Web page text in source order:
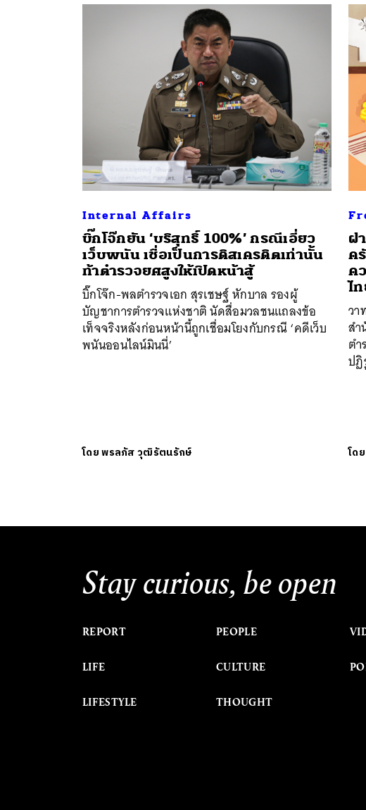
Internal Affairs
บิ๊กโจ๊กยัน ‘บริสุทธิ์ 100%’ กรณีเอี่ยว
เว็บพนัน เชื่อเป็นการดิสเครดิตเท่านั้น
ท้าตำรวจยศสูงให้เปิดหน้าสู้
บิ๊กโจ๊ก-พลตำรวจเอก สุรเชษฐ์ หักบาล รองผู้
บัญชาการตำรวจแห่งชาติ นัดสื่อมวลชนแถลงข้อ
เท็จจริงหลังก่อนหน้านี้ถูกเชื่อมโยงกับกรณี ‘คดีเว็บ
พนันออนไลน์มินนี่’
โดยพรลภัส วุฒิรัตนรักษ์
ฝ
ค
ค
ไ
วา
สำ
ต
ปฏิ
โดย
Stay curious, be open
REPORT
LIFE
LIFESTYLE
PEOPLE
CULTURE
THOUGHT